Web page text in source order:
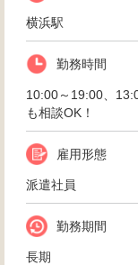
横浜駅
勤務時間
10:00～19:00、
も相談OK！
雇用形態
派遣社員
勤務期間
長期